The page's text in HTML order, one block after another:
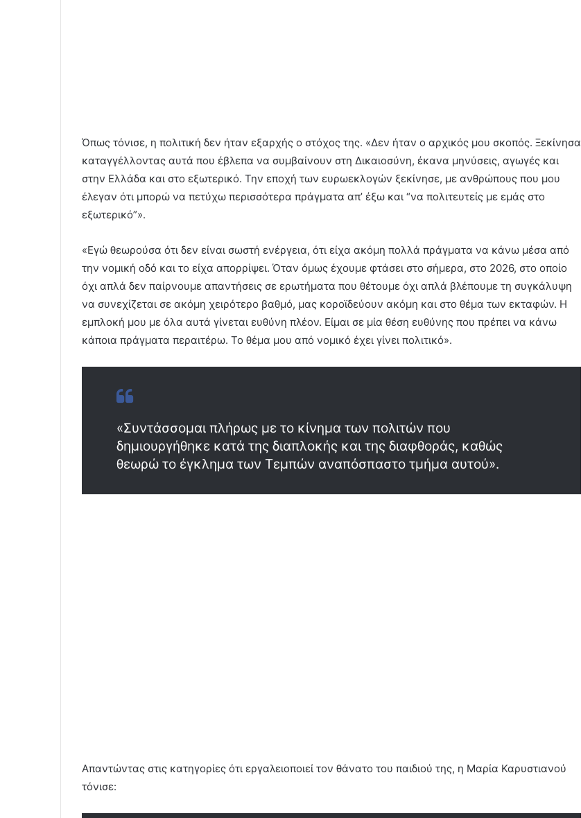
Όπως τόνισε, η πολιτική δεν ήταν εξαρχής ο στόχος της. «Δεν ήταν ο αρχικός μου σκοπός. Ξεκίνησα
καταγγέλλοντας αυτά που έβλεπα να συμβαίνουν στη Δικαιοσύνη, έκανα μηνύσεις, αγωγές και
στην Ελλάδα και στο εξωτερικό. Την εποχή των ευρωεκλογών ξεκίνησε, με ανθρώπους που μου
έλεγαν ότι μπορώ να πετύχω περισσότερα πράγματα απ’ έξω και “να πολιτευτείς με εμάς στο
εξωτερικό”».
«Εγώ θεωρούσα ότι δεν είναι σωστή ενέργεια, ότι είχα ακόμη πολλά πράγματα να κάνω μέσα από
την νομική οδό και το είχα απορρίψει. Όταν όμως έχουμε φτάσει στο σήμερα, στο 2026, στο οποίο
όχι απλά δεν παίρνουμε απαντήσεις σε ερωτήματα που θέτουμε όχι απλά βλέπουμε τη συγκάλυψη
να συνεχίζεται σε ακόμη χειρότερο βαθμό, μας κοροϊδεύουν ακόμη και στο θέμα των εκταφών. Η
εμπλοκή μου με όλα αυτά γίνεται ευθύνη πλέον. Είμαι σε μία θέση ευθύνης που πρέπει να κάνω
κάποια πράγματα περαιτέρω. Το θέμα μου από νομικό έχει γίνει πολιτικό».
«Συντάσσομαι πλήρως με το κίνημα των πολιτών που
δημιουργήθηκε κατά της διαπλοκής και της διαφθοράς, καθώς
θεωρώ το έγκλημα των Τεμπών αναπόσπαστο τμήμα αυτού».
Απαντώντας στις κατηγορίες ότι εργαλειοποιεί τον θάνατο του παιδιού της, η Μαρία Καρυστιανού
τόνισε: